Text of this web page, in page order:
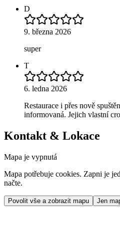
D
9. března 2026
super
T
6. ledna 2026
Restaurace i přes nově
informovaná. Jejich vlastní
Kontakt & Lokace
Mapa je vypnutá
Mapa potřebuje cookies. Zapni je
načte.
Povolit vše a zobrazit mapu Jen